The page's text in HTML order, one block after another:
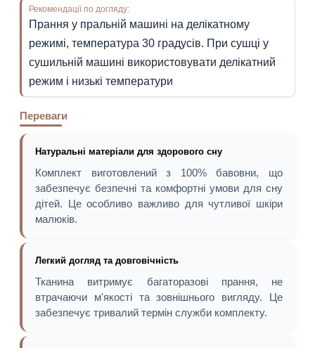
Рекомендації по догляду:
Прання у пральній машині на делікатному
режимі, температура 30 градусів. При сушці у
сушильній машині використовувати делікатний
режим і низькі температури
Переваги
Натуральні матеріали для здорового сну
Комплект виготовлений з 100% бавовни, що
забезпечує безпечні та комфортні умови для сну
дітей. Це особливо важливо для чутливої шкіри
малюків.
Легкий догляд та довговічність
Тканина витримує багаторазові прання, не
втрачаючи м'якості та зовнішнього вигляду. Це
забезпечує тривалий термін служби комплекту.